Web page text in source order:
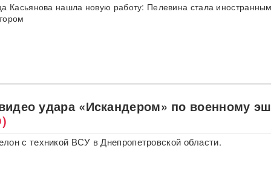
Касьянова нашла новую работу: Пелевина стала иностранным
удара «Искандером» по военному
с техникой ВСУ в Днепропетровской области.